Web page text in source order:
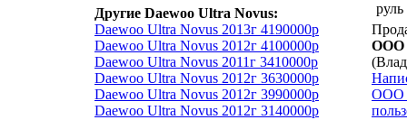
Другие Daewoo Ultra Novus:
Daewoo Ultra Novus 2013г 4190000р
Daewoo Ultra Novus 2012г 4100000р
Daewoo Ultra Novus 2011г 3410000р
Daewoo Ultra Novus 2012г 3630000р
Daewoo Ultra Novus 2012г 3990000р
Daewoo Ultra Novus 2012г 3140000р
руль
ООО
ООО